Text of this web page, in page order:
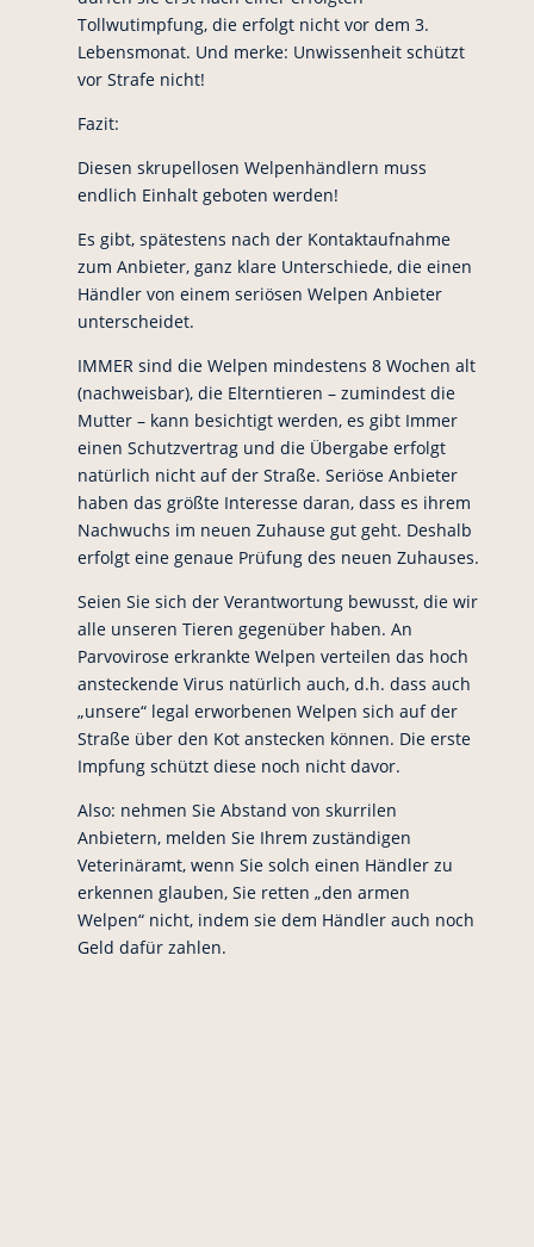
Tollwutimpfung, die erfolgt nicht vor dem 3.
Lebensmonat. Und merke: Unwissenheit schützt
vor Strafe nicht!
Fazit:
Diesen skrupellosen Welpenhändlern muss
endlich Einhalt geboten werden!
Es gibt, spätestens nach der Kontaktaufnahme
zum Anbieter, ganz klare Unterschiede, die einen
Händler von einem seriösen Welpen Anbieter
unterscheidet.
IMMER sind die Welpen mindestens 8 Wochen alt
(nachweisbar), die Elterntieren – zumindest die
Mutter – kann besichtigt werden, es gibt Immer
einen Schutzvertrag und die Übergabe erfolgt
natürlich nicht auf der Straße. Seriöse Anbieter
haben das größte Interesse daran, dass es ihrem
Nachwuchs im neuen Zuhause gut geht. Deshalb
erfolgt eine genaue Prüfung des neuen Zuhauses.
Seien Sie sich der Verantwortung bewusst, die wir
alle unseren Tieren gegenüber haben. An
Parvovirose erkrankte Welpen verteilen das hoch
ansteckende Virus natürlich auch, d.h. dass auch
„unsere“ legal erworbenen Welpen sich auf der
Straße über den Kot anstecken können. Die erste
Impfung schützt diese noch nicht davor.
Also: nehmen Sie Abstand von skurrilen
Anbietern, melden Sie Ihrem zuständigen
Veterinäramt, wenn Sie solch einen Händler zu
erkennen glauben, Sie retten „den armen
Welpen“ nicht, indem sie dem Händler auch noch
Geld dafür zahlen.